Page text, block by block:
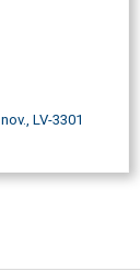
LV-3301